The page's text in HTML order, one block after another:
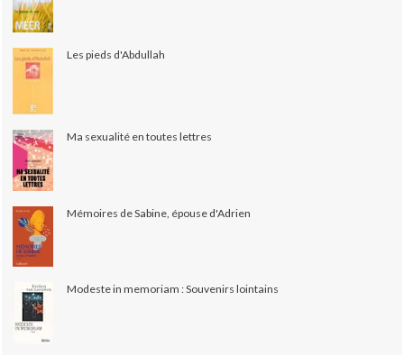
Les pieds d'Abdullah
Ma sexualité en toutes lettres
Mémoires de Sabine, épouse d'Adrien
Modeste in memoriam : Souvenirs lointains